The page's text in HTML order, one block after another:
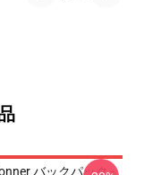
バックパック -